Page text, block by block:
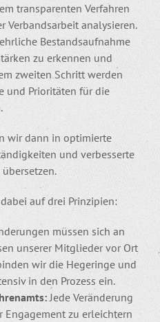
transparenten Verfahren
Verbandsarbeit analysieren.
Bestandsaufnahme
zu erkennen und
zweiten Schritt werden
und Prioritäten für die
wir dann in optimierte
und verbesserte
auf drei Prinzipien:
müssen sich an
unserer Mitglieder vor Ort
wir die Hegeringe und
in den Prozess ein.
Jede Veränderung
Engagement zu erleichtern